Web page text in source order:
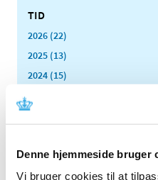
Denne hjemmeside bruger
Vi bruger cookies til at
TID
2026 (22)
2025 (13)
2024 (15)
2022 (10)
2020 (13)
2019 (41)